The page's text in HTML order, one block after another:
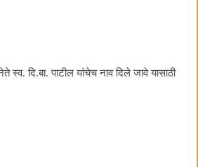
स्व. दि.बा. पाटील यांचेच नाव दिले जावे यासाठी